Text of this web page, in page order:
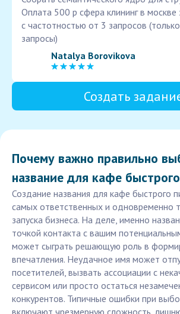
Оплата 500 р сфера клининг в москве
с частотностью от 3 запросов
запросы)
Natalya Borovikova
Создать
Почему важно правильно
название для кафе
Создание названия для кафе быстрого
самых ответственных и одновременно
запуска бизнеса. На деле, именно
точкой контакта с вашим
может сыграть решающую роль в
впечатления. Неудачное имя может
посетителей, вызвать ассоциации с
сервисом или просто остаться
конкурентов. Типичные ошибки при